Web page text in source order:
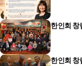
한인회
한인회